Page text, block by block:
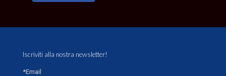
Iscriviti alla nostra newsletter!
*Email